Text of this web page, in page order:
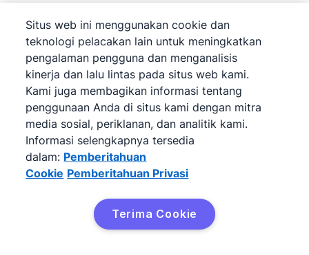
©2026Pipedrive
Pipedrive
Persyaratan Layanan
Pipedrive
Pemberitahuan Privasi
Peta situs
Pemberitahuan Cookie
Preferensi Cookie
Pipedrive adalah CRM Penjualan Berbasis Web.
Situs web ini menggunakan cookie dan
teknologi pelacakan lain untuk meningkatkan
pengalaman pengguna dan menganalisis
kinerja dan lalu lintas pada situs web kami.
Kami juga membagikan informasi tentang
penggunaan Anda di situs kami dengan mitra
media sosial, periklanan, dan analitik kami.
Informasi selengkapnya tersedia
dalam: Pemberitahuan
Cookie Pemberitahuan Privasi
Terima Cookie